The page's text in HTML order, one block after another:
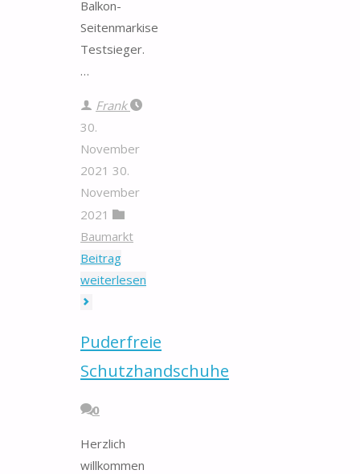
Balkon-
Seitenmarkise
Testsieger.
…
Frank
30.
November
2021 30.
November
2021
Baumarkt
Beitrag
weiterlesen
Puderfreie
Schutzhandschuhe
0
Herzlich
willkommen